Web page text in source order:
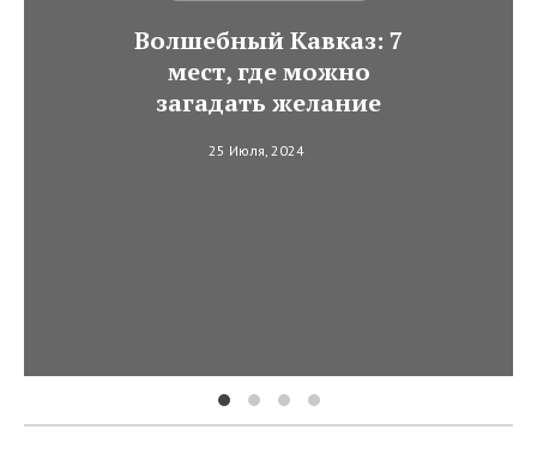
Волшебный Кавказ: 7
мест, где можно
загадать желание
25 Июля, 2024